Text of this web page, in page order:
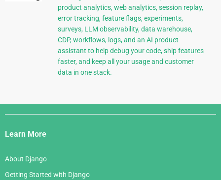
product analytics, web analytics, session replay,
error tracking, feature flags, experiments,
surveys, LLM observability, data warehouse,
CDP, workflows, logs, and an AI product
assistant to help debug your code, ship features
faster, and keep all your usage and customer
data in one stack.
Django
Links
Learn More
About Django
Getting Started with Django